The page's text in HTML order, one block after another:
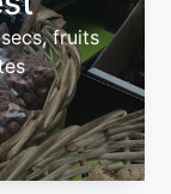
fruits